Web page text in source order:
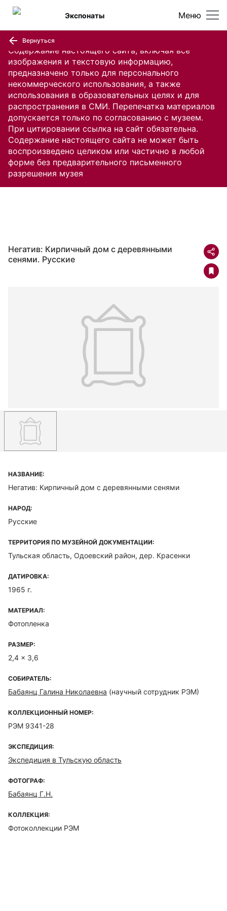
Содержание настоящего сайта, включая все
изображения и текстовую информацию,
предназначено только для персонального
некоммерческого использования, а также
использования в образовательных целях и для
распространения в СМИ. Перепечатка материалов
допускается только по согласованию с музеем.
При цитировании ссылка на сайт обязательна.
Содержание настоящего сайта не может быть
воспроизведено целиком или частично в любой
форме без предварительного письменного
разрешения музея
Меню
Экспонаты
Вернуться
Негатив: Кирпичный дом с деревянными
сенями. Русские
НАЗВАНИЕ:
Негатив: Кирпичный дом с деревянными сенями
НАРОД:
Русские
ТЕРРИТОРИЯ ПО МУЗЕЙНОЙ ДОКУМЕНТАЦИИ:
Тульская область, Одоевский район, дер. Красенки
ДАТИРОВКА:
1965 г.
МАТЕРИАЛ:
Фотопленка
РАЗМЕР:
2,4 x 3,6
СОБИРАТЕЛЬ:
Бабаянц Галина Николаевна (научный сотрудник РЭМ)
КОЛЛЕКЦИОННЫЙ НОМЕР:
РЭМ 9341-28
ЭКСПЕДИЦИЯ:
Экспедиция в Тульскую область
ФОТОГРАФ:
Бабаянц Г.Н.
КОЛЛЕКЦИЯ:
Фотоколлекции РЭМ